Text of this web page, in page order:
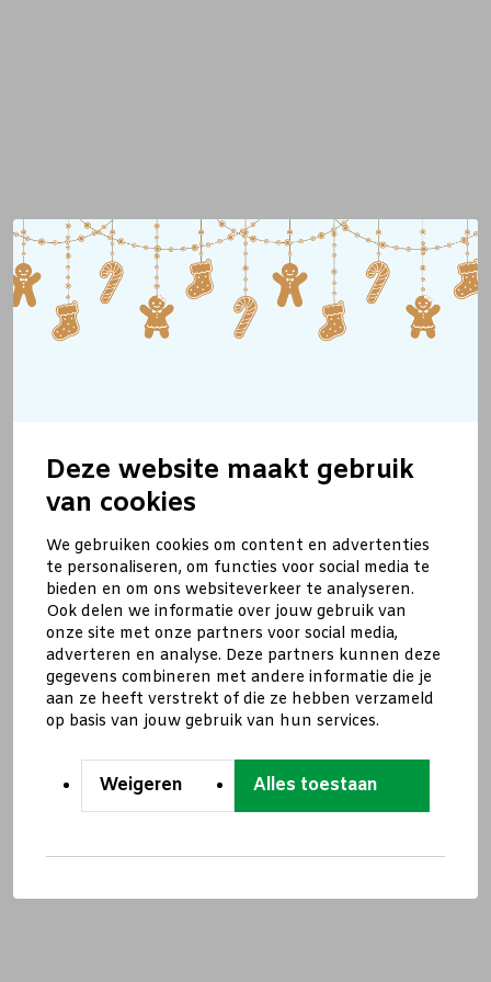
Deze website maakt gebruik
van cookies
We gebruiken cookies om content en advertenties
te personaliseren, om functies voor social media te
bieden en om ons websiteverkeer te analyseren.
Ook delen we informatie over jouw gebruik van
onze site met onze partners voor social media,
adverteren en analyse. Deze partners kunnen deze
gegevens combineren met andere informatie die je
aan ze heeft verstrekt of die ze hebben verzameld
op basis van jouw gebruik van hun services.
Weigeren Alles toestaan